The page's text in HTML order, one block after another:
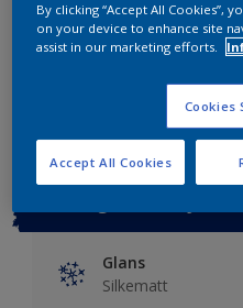
Glans
Silkematt
By clicking “Accept All Cookies”,
on your device to enhance site
assist in our marketing efforts.
Cookies
Accept All Cookies